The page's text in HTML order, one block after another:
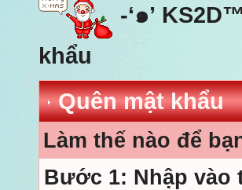
-‘๑’
khẩu
Quên mật khẩu
Làm thế nào để
Bước 1: Nhập vào